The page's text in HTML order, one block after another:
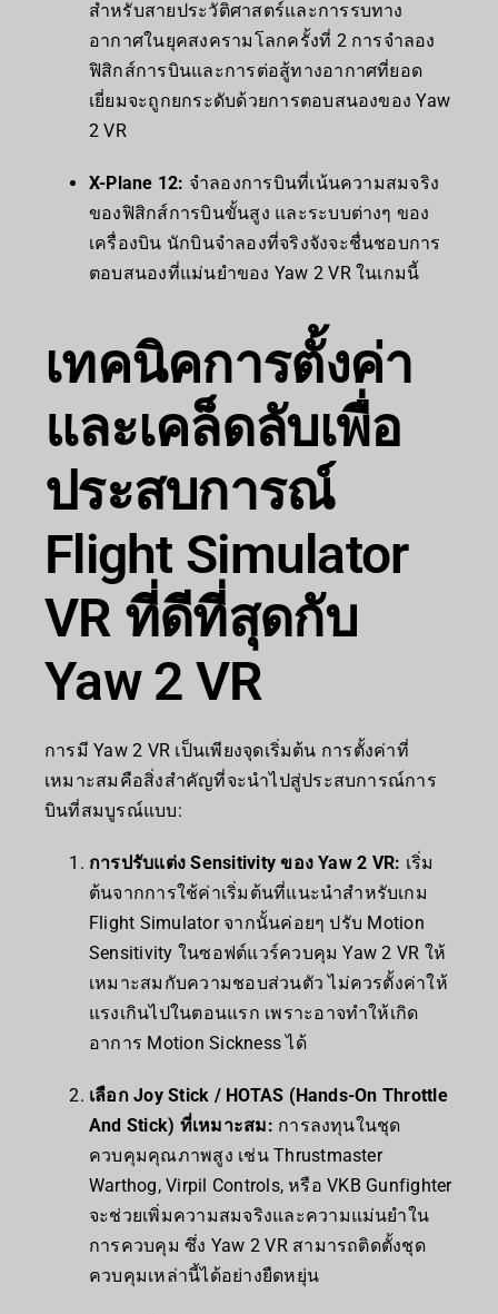
สำหรับสายประวัติศาสตร์และการรบทาง
อากาศในยุคสงครามโลกครั้งที่ 2 การจำลอง
ฟิสิกส์การบินและการต่อสู้ทางอากาศที่ยอด
เยี่ยมจะถูกยกระดับด้วยการตอบสนองของ Yaw
2 VR
X-Plane 12: จำลองการบินที่เน้นความสมจริง
ของฟิสิกส์การบินขั้นสูง และระบบต่างๆ ของ
เครื่องบิน นักบินจำลองที่จริงจังจะชื่นชอบการ
ตอบสนองที่แม่นยำของ Yaw 2 VR ในเกมนี้
เทคนิคการตั้งค่า
และเคล็ดลับเพื่อ
ประสบการณ์
Flight Simulator
VR ที่ดีที่สุดกับ
Yaw 2 VR
การมี Yaw 2 VR เป็นเพียงจุดเริ่มต้น การตั้งค่าที่
เหมาะสมคือสิ่งสำคัญที่จะนำไปสู่ประสบการณ์การ
บินที่สมบูรณ์แบบ:
การปรับแต่ง Sensitivity ของ Yaw 2 VR: เริ่ม
ต้นจากการใช้ค่าเริ่มต้นที่แนะนำสำหรับเกม
Flight Simulator จากนั้นค่อยๆ ปรับ Motion
Sensitivity ในซอฟต์แวร์ควบคุม Yaw 2 VR ให้
เหมาะสมกับความชอบส่วนตัว ไม่ควรตั้งค่าให้
แรงเกินไปในตอนแรก เพราะอาจทำให้เกิด
อาการ Motion Sickness ได้
เลือก Joy Stick / HOTAS (Hands-On Throttle
And Stick) ที่เหมาะสม: การลงทุนในชุด
ควบคุมคุณภาพสูง เช่น Thrustmaster
Warthog, Virpil Controls, หรือ VKB Gunfighter
จะช่วยเพิ่มความสมจริงและความแม่นยำใน
การควบคุม ซึ่ง Yaw 2 VR สามารถติดตั้งชุด
ควบคุมเหล่านี้ได้อย่างยืดหยุ่น